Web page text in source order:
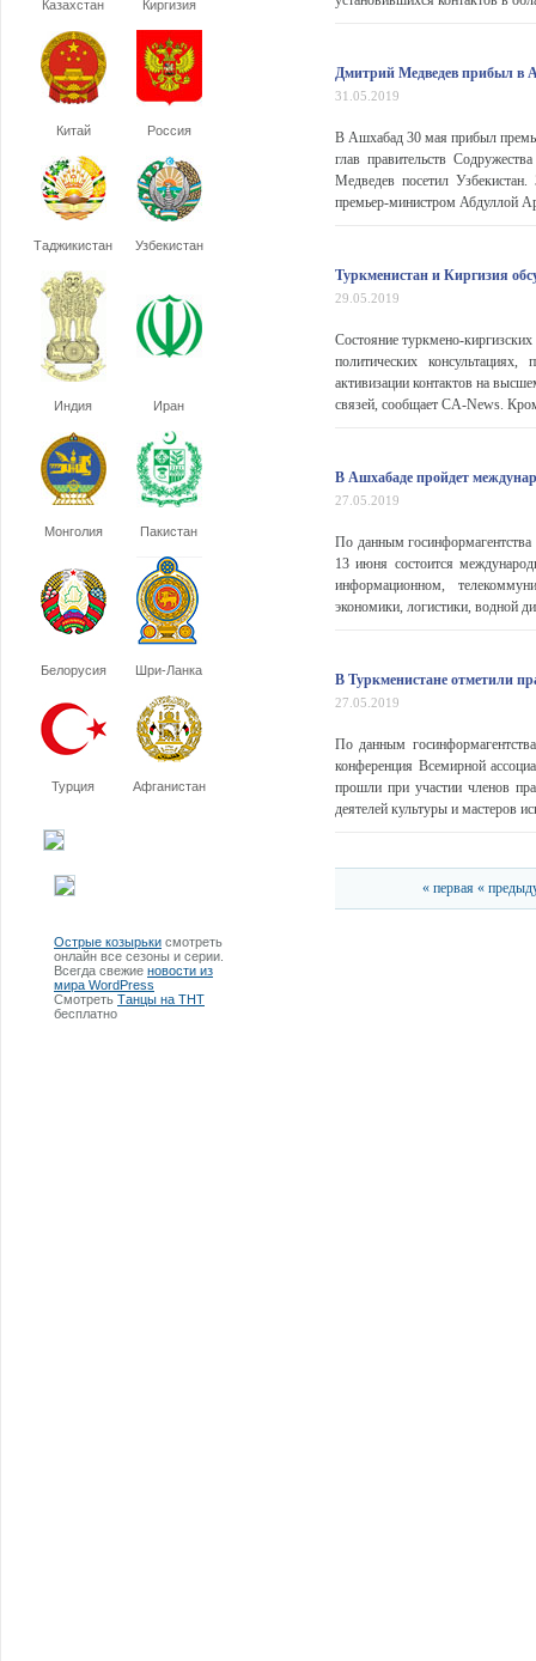
Казахстан Киргизия
Китай Россия
Таджикистан Узбекистан
Индия Иран
Монголия Пакистан
Белорусия Шри-Ланка
Турция Афганистан
Острые козырьки смотреть
онлайн все сезоны и серии.
Всегда свежие новости из
мира WordPress
Смотреть Танцы на ТНТ
бесплатно
Дмитрий Медведев прибыл в
31.05.2019
В Ашхабад 30 мая прибыл
глав правительств
Медведев посетил
премьер-министром Абдуллой
Туркменистан и Киргизия
29.05.2019
Состояние туркмено-
политических
активизации контактов на
связей, сообщает CA-News.
В Ашхабаде пройдет
27.05.2019
По данным
13 июня состоится
информационном,
экономики, логистики, водной
В Туркменистане отметили
27.05.2019
По данным
конференция Всемирной
прошли при участии членов
деятелей культуры и мастеров
« первая «